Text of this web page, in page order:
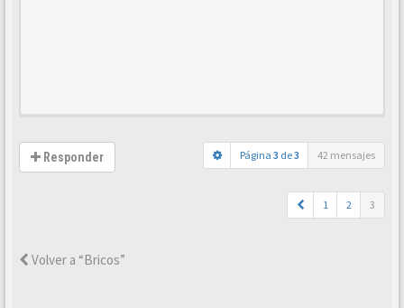
Responder Página 3 de3 42 mensajes
1 2 3
Volver a “Bricos”